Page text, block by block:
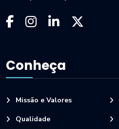
Conheça
Missão e Valores
Qualidade